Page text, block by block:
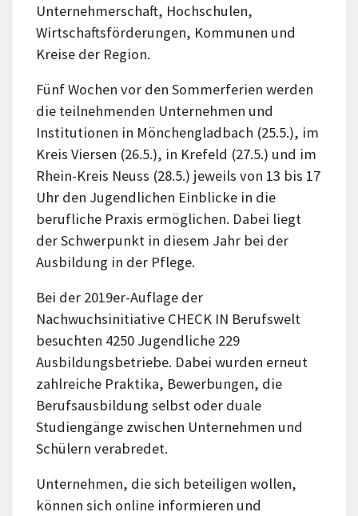
Unternehmerschaft, Hochschulen,
Wirtschaftsförderungen, Kommunen und
Kreise der Region.
Fünf Wochen vor den Sommerferien werden
die teilnehmenden Unternehmen und
Institutionen in Mönchengladbach (25.5.), im
Kreis Viersen (26.5.), in Krefeld (27.5.) und im
Rhein-Kreis Neuss (28.5.) jeweils von 13 bis 17
Uhr den Jugendlichen Einblicke in die
berufliche Praxis ermöglichen. Dabei liegt
der Schwerpunkt in diesem Jahr bei der
Ausbildung in der Pflege.
Bei der 2019er-Auflage der
Nachwuchsinitiative CHECK IN Berufswelt
besuchten 4250 Jugendliche 229
Ausbildungsbetriebe. Dabei wurden erneut
zahlreiche Praktika, Bewerbungen, die
Berufsausbildung selbst oder duale
Studiengänge zwischen Unternehmen und
Schülern verabredet.
Unternehmen, die sich beteiligen wollen,
können sich online informieren und